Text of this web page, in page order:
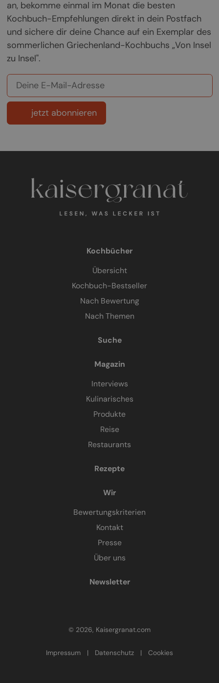
an, bekomme einmal im Monat die besten
Kochbuch-Empfehlungen direkt in dein Postfach
und sichere dir deine Chance auf ein Exemplar des
sommerlichen Griechenland-Kochbuchs „Von Insel
zu Insel".
jetzt abonnieren
Kochbücher
Übersicht
Kochbuch-Bestseller
Nach Bewertung
Nach Themen
Suche
Magazin
Interviews
Kulinarisches
Produkte
Reise
Restaurants
Rezepte
Wir
Bewertungskriterien
Kontakt
Presse
Über uns
Newsletter
© 2026, Kaisergranat.com
Impressum | Datenschutz | Cookies